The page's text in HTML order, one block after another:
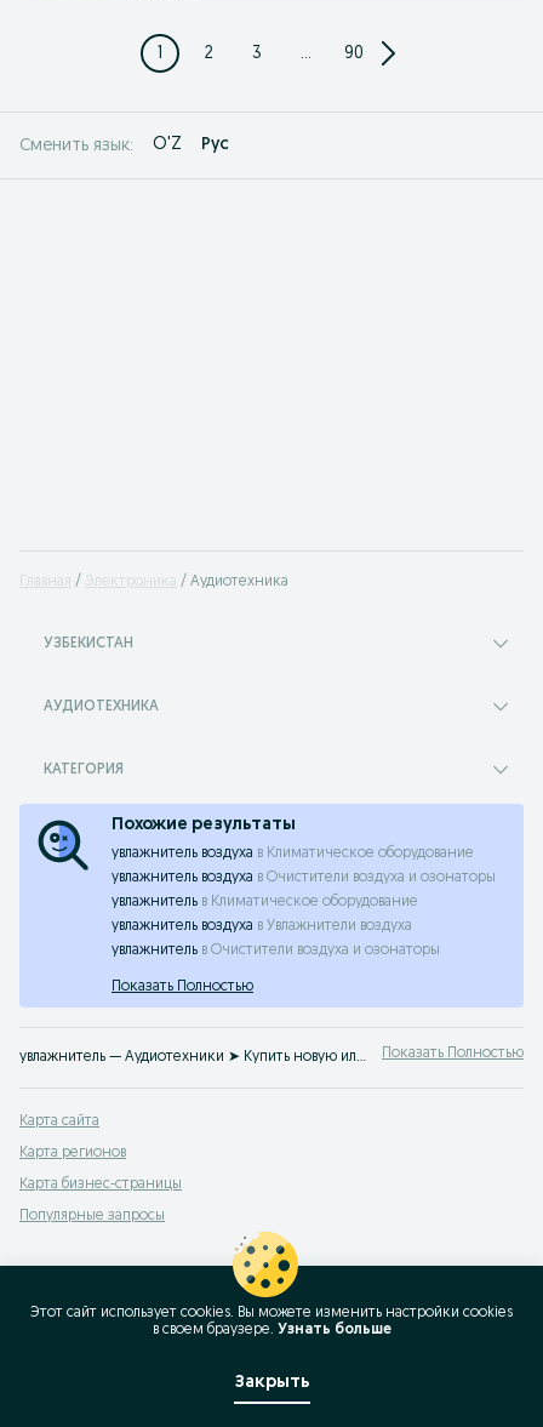
1 2 3 ... 90
Сменить язык: O'Z Рус
Главная Электроника Аудиотехника
УЗБЕКИСТАН
АУДИОТЕХНИКА
КАТЕГОРИЯ
Похожие результаты
увлажнитель воздуха в Климатическое оборудование
увлажнитель воздуха в Очистители воздуха и озонаторы
увлажнитель в Климатическое оборудование
увлажнитель воздуха в Увлажнители воздуха
увлажнитель в Очистители воздуха и озонаторы
Показать Полностью
увлажнитель — Аудиотехники ➤ Купить новую или б/у аудиотехнику по лучшим ценам ☝ Выгодная купля/продажа электроники на OLX.uz Показать Полностью
Карта сайта
Карта регионов
Карта бизнес-страницы
Популярные запросы
Этот сайт использует cookies. Вы можете изменить настройки cookies
в своeм браузере. Узнать больше
Закрыть